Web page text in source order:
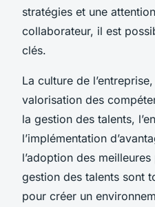
stratégies et une
collaborateur, il est
clés.
La culture de
valorisation des
la gestion des talents,
l’implémentation
l’adoption des
gestion des talents sont
pour créer un